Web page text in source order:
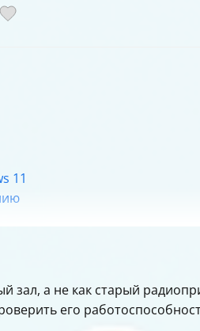
11
10 и 11
а не как старый
его